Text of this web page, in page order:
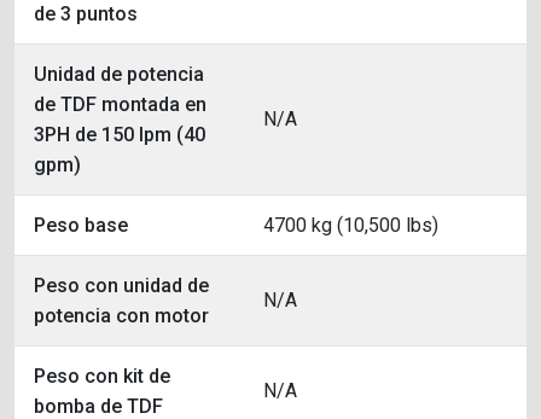
de 3 puntos
Unidad de potencia
de TDF montada en
3PH de 150 lpm (40
gpm)
N/A
Peso base 4700 kg (10,500 lbs)
Peso con unidad de
potencia con motor
N/A
Peso con kit de
bomba de TDF
N/A